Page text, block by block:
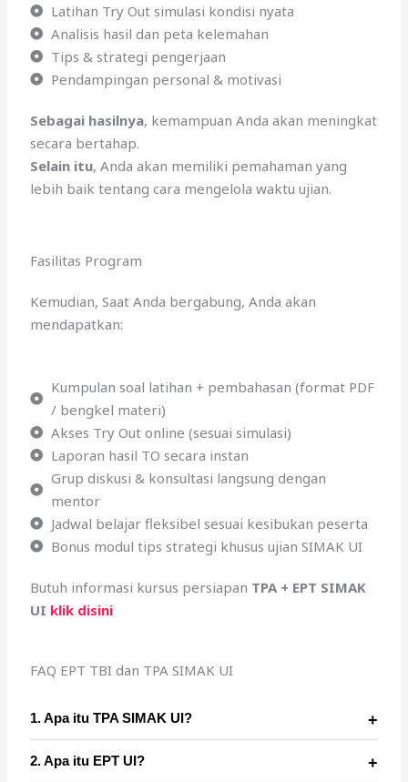
Latihan Try Out simulasi kondisi nyata
Analisis hasil dan peta kelemahan
Tips & strategi pengerjaan
Pendampingan personal & motivasi
Sebagai hasilnya, kemampuan Anda akan meningkat
secara bertahap.
Selain itu, Anda akan memiliki pemahaman yang
lebih baik tentang cara mengelola waktu ujian.
Fasilitas Program
Kemudian, Saat Anda bergabung, Anda akan
mendapatkan:
Kumpulan soal latihan + pembahasan (format PDF
/ bengkel materi)
Akses Try Out online (sesuai simulasi)
Laporan hasil TO secara instan
Grup diskusi & konsultasi langsung dengan
mentor
Jadwal belajar fleksibel sesuai kesibukan peserta
Bonus modul tips strategi khusus ujian SIMAK UI
Butuh informasi kursus persiapan TPA + EPT SIMAK
UI klik disini
FAQ EPT TBI dan TPA SIMAK UI
1. Apa itu TPA SIMAK UI?
2. Apa itu EPT UI?